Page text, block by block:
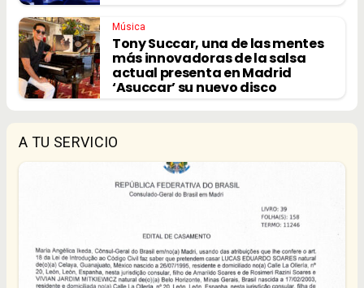
Música
Tony Succar, una de las mentes
más innovadoras de la salsa
actual presenta en Madrid
‘Asuccar’ su nuevo disco
A TU SERVICIO